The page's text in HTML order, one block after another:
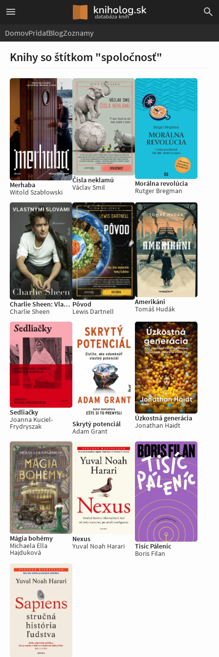
DomovPridaťBlogZoznamy
Knihy so štítkom "spoločnosť"
Merhaba
Witold Szabłowski
Čísla neklamú
Václav Smil
Morálna revolúcia
Rutger Bregman
Charlie Sheen: Vlastnými slovami
Charlie Sheen
Pôvod
Lewis Dartnell
Amerikáni
Tomáš Hudák
Sedliačky
Joanna Kuciel-
Frydryszak
Skrytý potenciál
Adam Grant
Úzkostná generácia
Jonathan Haidt
Mágia bohémy
Michaela Ella
Hajduková
Nexus
Yuval Noah Harari
Tisíc Páleníc
Boris Filan